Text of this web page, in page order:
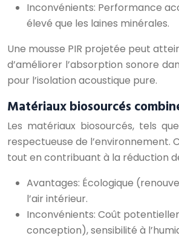
Inconvénients: Performance
élevé que les laines minérales.
Une mousse PIR projetée peut
d’améliorer l’absorption sonore
pour l’isolation acoustique pure.
Matériaux biosourcés
Les matériaux biosourcés, tels
respectueuse de l’environnement.
tout en contribuant à la réduction
Avantages: Écologique
l’air intérieur.
Inconvénients: Coût
conception), sensibilité à